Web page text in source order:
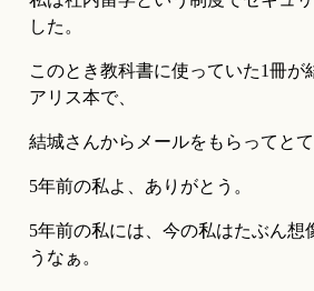
した。
このとき教科書に使っていた1冊が
アリス本で、
結城さんからメールをもらってと
5年前の私よ、ありがとう。
5年前の私には、今の私はたぶん想
うなぁ。